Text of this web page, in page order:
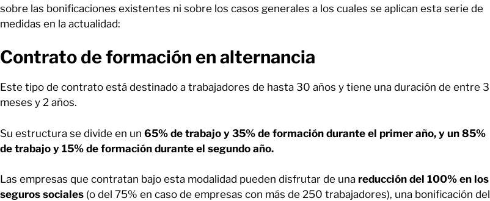
sobre las bonificaciones existentes ni sobre los casos generales a los cuales se aplican esta serie de
medidas en la actualidad:
Contrato de formación en alternancia
Este tipo de contrato está destinado a trabajadores de hasta 30 años y tiene una duración de entre 3
meses y 2 años.
Su estructura se divide en un 65% de trabajo y 35% de formación durante el primer año, y un 85%
de trabajo y 15% de formación durante el segundo año.
Las empresas que contratan bajo esta modalidad pueden disfrutar de una reducción del 100% en los
seguros sociales (o del 75% en caso de empresas con más de 250 trabajadores), una bonificación del